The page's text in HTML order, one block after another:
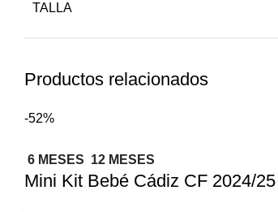
TALLA
Productos relacionados
-52%
6 MESES 12 MESES
Mini Kit Bebé Cádiz CF 2024/25